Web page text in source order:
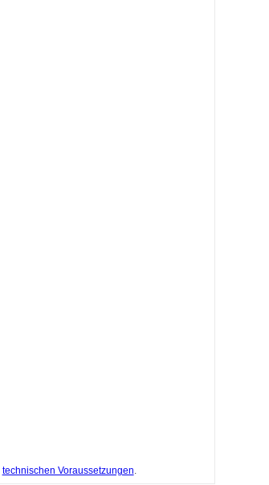
technischen Voraussetzungen.